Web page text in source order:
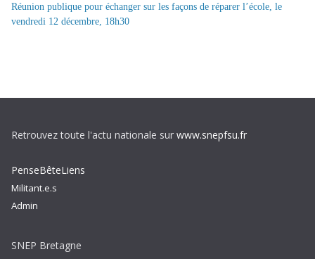
Réunion publique pour échanger sur les façons de réparer l’école, le
vendredi 12 décembre, 18h30
Retrouvez toute l'actu nationale sur www.snepfsu.fr
PenseBêteLiens
Militant.e.s
Admin
SNEP Bretagne